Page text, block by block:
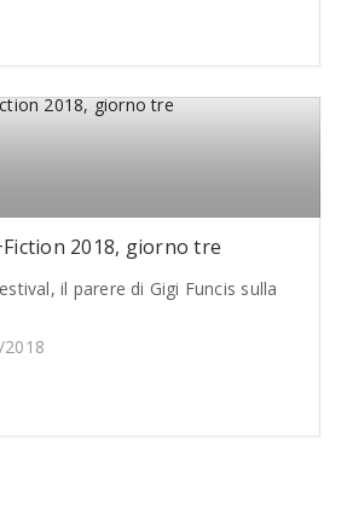
2018, giorno tre
il parere di Gigi Funcis sulla
2018